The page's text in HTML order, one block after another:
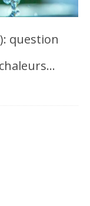
question